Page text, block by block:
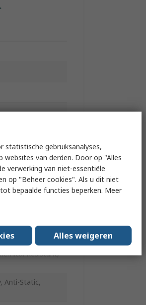
Resistant,
Anti-Static,
statistische gebruiksanalyses,
van derden. Door op "Alles
verwerking van niet-essentiële
op "Beheer cookies". Als u dit niet
bepaalde functies beperken. Meer
Alles weigeren